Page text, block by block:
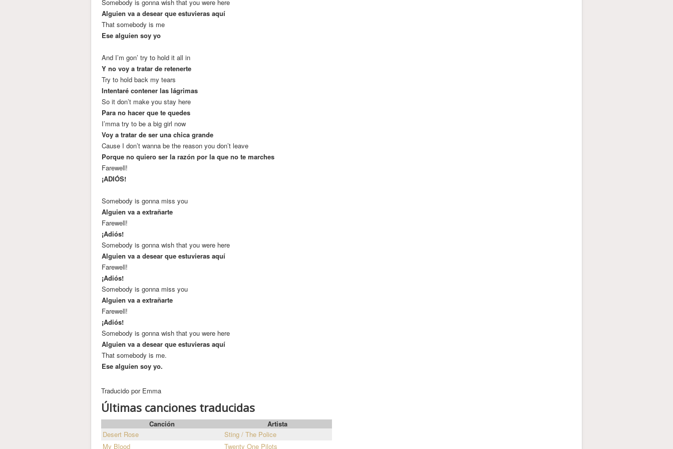
Somebody is gonna wish that you were here
Alguien va a desear que estuvieras aquí
That somebody is me
Ese alguien soy yo
And I’m gon’ try to hold it all in
Y no voy a tratar de retenerte
Try to hold back my tears
Intentaré contener las lágrimas
So it don’t make you stay here
Para no hacer que te quedes
I’mma try to be a big girl now
Voy a tratar de ser una chica grande
Cause I don’t wanna be the reason you don’t leave
Porque no quiero ser la razón por la que no te marches
Farewell!
¡ADIÓS!
Somebody is gonna miss you
Alguien va a extrañarte
Farewell!
¡Adiós!
Somebody is gonna wish that you were here
Alguien va a desear que estuvieras aquí
Farewell!
¡Adiós!
Somebody is gonna miss you
Alguien va a extrañarte
Farewell!
¡Adiós!
Somebody is gonna wish that you were here
Alguien va a desear que estuvieras aquí
That somebody is me.
Ese alguien soy yo.
Traducido por Emma
Últimas canciones traducidas
Canción
Artista
Desert Rose
Sting / The Police
My Blood
Twenty One Pilots